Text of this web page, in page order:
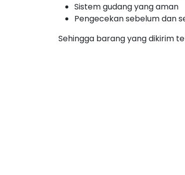
Sistem gudang yang aman
Pengecekan sebelum dan
Sehingga barang yang dikirim